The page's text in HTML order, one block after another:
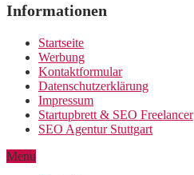
Informationen
Startseite
Werbung
Kontaktformular
Datenschutzerklärung
Impressum
Startupbrett & SEO Freelancer
SEO Agentur Stuttgart
Menu